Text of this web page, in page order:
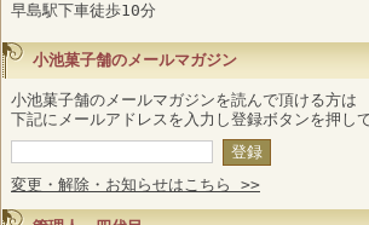
早島駅下車徒歩10分
小池菓子舗のメールマガジン
小池菓子舗のメールマガジンを読んで頂ける方は
下記にメールアドレスを入力し登録ボタンを押して
変更・解除・お知らせはこちら >>